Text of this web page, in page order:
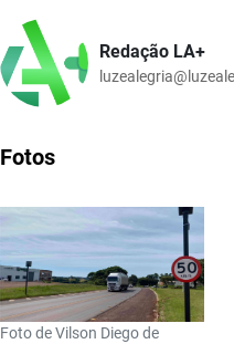
Redação LA+
Fotos
Foto de Vilson Diego de